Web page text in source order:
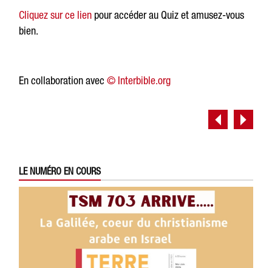
Cliquez sur ce lien pour accéder au Quiz et amusez-vous
bien.
En collaboration avec© Interbible.org
LE NUMÉRO EN COURS